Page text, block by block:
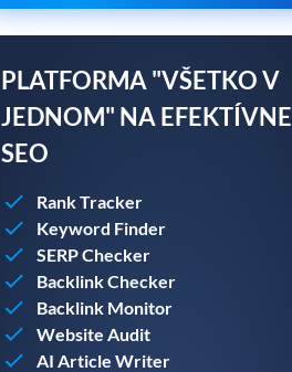
PLATFORMA "VŠETKO V
JEDNOM" NA EFEKTÍVNE
SEO
Rank Tracker
Keyword Finder
SERP Checker
Backlink Checker
Backlink Monitor
Website Audit
AI Article Writer